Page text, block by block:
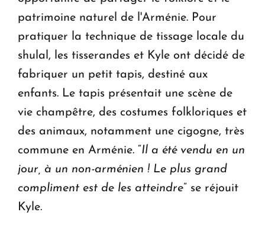
patrimoine naturel de l'Arménie. Pour
pratiquer la technique de tissage locale du
shulal, les tisserandes et Kyle ont décidé de
fabriquer un petit tapis, destiné aux
enfants. Le tapis présentait une scène de
vie champêtre, des costumes folkloriques et
des animaux, notamment une cigogne, très
commune en Arménie. “Il a été vendu en un
jour, à un non-arménien ! Le plus grand
compliment est de les atteindre” se réjouit
Kyle.